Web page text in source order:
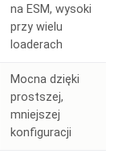
na ESM, wysoki
przy wielu
loaderach
Mocna dzięki
prostszej,
mniejszej
konfiguracji